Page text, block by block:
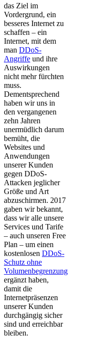
das Ziel im
Vordergrund, ein
besseres Internet zu
schaffen – ein
Internet, mit dem
man DDoS-
Angriffe und ihre
Auswirkungen
nicht mehr fürchten
muss.
Dementsprechend
haben wir uns in
den vergangenen
zehn Jahren
unermüdlich darum
bemüht, die
Websites und
Anwendungen
unserer Kunden
gegen DDoS-
Attacken jeglicher
Größe und Art
abzuschirmen. 2017
gaben wir bekannt,
dass wir alle unsere
Services und Tarife
– auch unseren Free
Plan – um einen
kostenlosen DDoS-
Schutz ohne
Volumenbegrenzung
ergänzt haben,
damit die
Internetpräsenzen
unserer Kunden
durchgängig sicher
sind und erreichbar
bleiben.